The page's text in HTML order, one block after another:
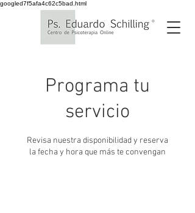
googled7f5afa4c62c5bad.html
Programa tu
servicio
Revisa nuestra disponibilidad y reserva
la fecha y hora que más te convengan